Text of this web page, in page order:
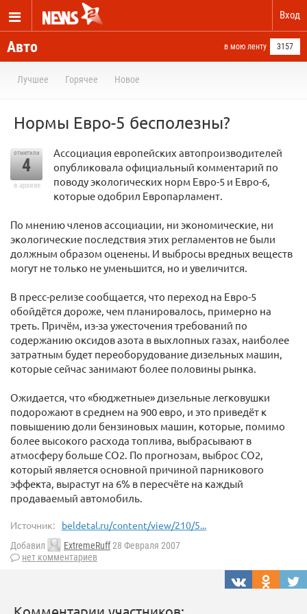
Вход
Авто в мою ленту 3157
Лучшее Горячее Новое
Нормы Евро-5 бесполезны?
отметили
4
в архиве
Ассоциация европейских автопроизводителей
опубликовала официальный комментарий по
поводу экологических норм Евро-5 и Евро-6,
которые одобрил Европарламент.
По мнению членов ассоциации, ни экономические, ни
экологические последствия этих регламентов не были
должным образом оценены. И выбросы вредных веществ
могут не только не уменьшится, но и увеличится.
В пресс-релизе сообщается, что переход на Евро-5
обойдётся дороже, чем планировалось, примерно на
треть. Причём, из-за ужесточения требований по
содержанию оксидов азота в выхлопных газах, наиболее
затратным будет переоборудование дизельных машин,
которые сейчас занимают более половины рынка.
Ожидается, что «бюджетные» дизельные легковушки
подорожают в среднем на 900 евро, и это приведёт к
повышению доли бензиновых машин, которые, помимо
более высокого расхода топлива, выбрасывают в
атмосферу больше CO2. По прогнозам, выброс CO2,
который является основной причиной парникового
эффекта, вырастут на 6% в пересчёте на каждый
продаваемый автомобиль.
Источник: beldetal.ru/content/view/210/5...
Добавил ExtremeRuff28 Февраля 2007
нет комментариев